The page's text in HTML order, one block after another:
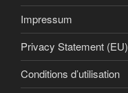
Impressum
Privacy Statement (EU)
Conditions d’utilisation